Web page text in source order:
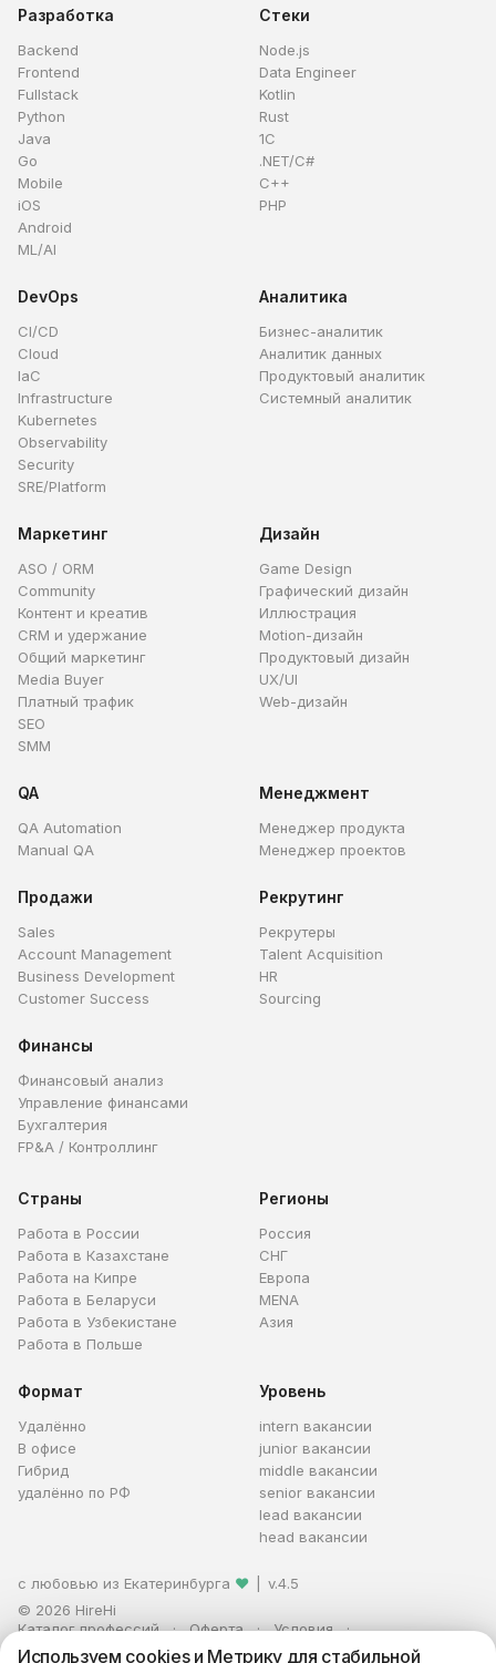
Разработка
Backend
Frontend
Fullstack
Python
Java
Go
Mobile
iOS
Android
ML/AI
Стеки
Node.js
Data Engineer
Kotlin
Rust
1C
.NET/C#
C++
PHP
DevOps
CI/CD
Cloud
IaC
Infrastructure
Kubernetes
Observability
Security
SRE/Platform
Аналитика
Бизнес-аналитик
Аналитик данных
Продуктовый аналитик
Системный аналитик
Маркетинг
ASO / ORM
Community
Контент и креатив
CRM и удержание
Общий маркетинг
Media Buyer
Платный трафик
SEO
SMM
Дизайн
Game Design
Графический дизайн
Иллюстрация
Motion-дизайн
Продуктовый дизайн
UX/UI
Web-дизайн
QA
QA Automation
Manual QA
Менеджмент
Менеджер продукта
Менеджер проектов
Продажи
Sales
Account Management
Business Development
Customer Success
Рекрутинг
Рекрутеры
Talent Acquisition
HR
Sourcing
Финансы
Финансовый анализ
Управление финансами
Бухгалтерия
FP&A / Контроллинг
Страны
Работа в России
Работа в Казахстане
Работа на Кипре
Работа в Беларуси
Работа в Узбекистане
Работа в Польше
Регионы
Россия
СНГ
Европа
MENA
Азия
Формат
Удалённо
В офисе
Гибрид
удалённо по РФ
Уровень
intern вакансии
junior вакансии
middle вакансии
senior вакансии
lead вакансии
head вакансии
с любовью из Екатеринбурга ❤
v.4.5
© 2026 HireHi
Каталог профессий
Оферта
Условия
Персональные данные
Реклама
Используем cookies и Метрику для стабильной